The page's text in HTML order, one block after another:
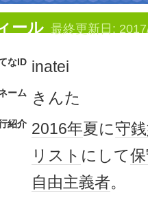
ール 最終更新日:
なID inatei
ーム きんた
紹介 2016年夏に守
リスト にして
自由主義者。